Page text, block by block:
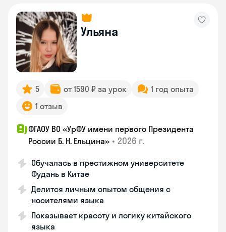
Ульяна
5 от 1590 ₽ за урок
1 год опыта
1 отзыв
ФГАОУ ВО «УрФУ имени первого Президента
России Б. Н. Ельцина» • 2026 г.
Обучалась в престижном университете
Фудань в Китае
Делится личным опытом общения с
носителями языка
Показывает красоту и логику китайского
языка